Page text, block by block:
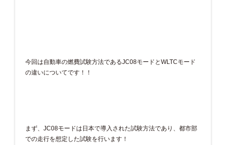
今回は自動車の燃費試験方法であるJC08モードとWLTCモード
の違いについてです！！
まず、JC08モードは日本で導入された試験方法であり、都市部
での走行を想定した試験を行います！